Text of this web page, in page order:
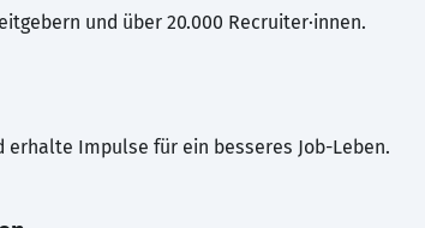
und über 20.000 Recruiter·innen.
erhalte Impulse für ein besseres Job-Leben.